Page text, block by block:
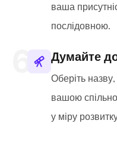
ваша
послідовною.
Думайте
Оберіть
вашою
у міру